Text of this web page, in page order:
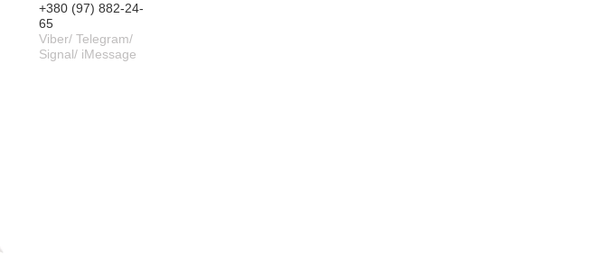
+380 (97) 882-24-
65
Viber/ Telegram/
Signal/ iMessage